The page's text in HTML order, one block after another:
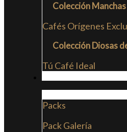
Colección
Cafés Orígenes
Colección Diosas
Tú Café Ideal
Packs
Pack Galería